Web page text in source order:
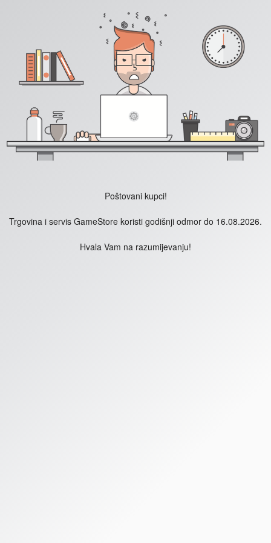
Poštovani kupci!
Trgovina i servis GameStore koristi godišnji odmor do 16.08.2026.
Hvala Vam na razumijevanju!